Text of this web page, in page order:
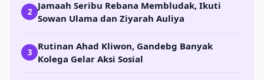
2
Jamaah Seribu Rebana Membludak, Ikuti
Sowan Ulama dan Ziyarah Auliya
3
Rutinan Ahad Kliwon, Gandebg Banyak
Kolega Gelar Aksi Sosial